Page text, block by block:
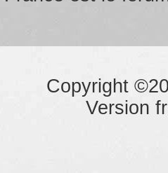
Copyright
Version